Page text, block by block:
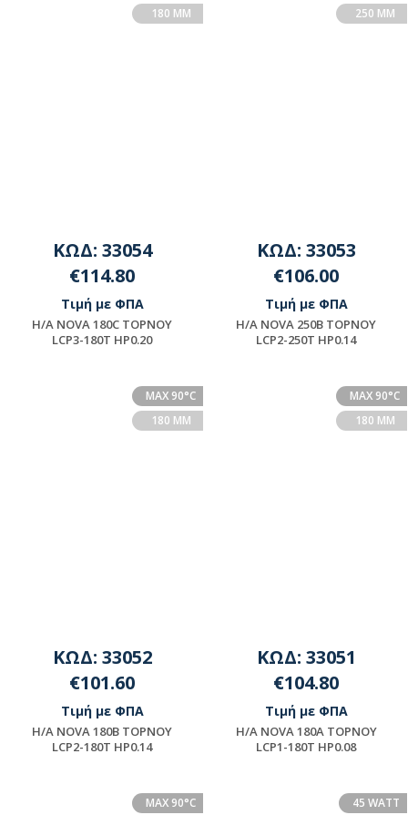
180 MM
ΚΩΔ: 33054
€114.80
Τιμή με ΦΠΑ
H/A NOVA 180C TOPNOY
LCP3-180T HP0.20
250 MM
ΚΩΔ: 33053
€106.00
Τιμή με ΦΠΑ
H/A NOVA 250B TOPNOY
LCP2-250T HP0.14
MAX 90°C
180 MM
ΚΩΔ: 33052
€101.60
Τιμή με ΦΠΑ
H/A NOVA 180B TOPNOY
LCP2-180T HP0.14
MAX 90°C
180 MM
ΚΩΔ: 33051
€104.80
Τιμή με ΦΠΑ
H/A NOVA 180A TOPNOY
LCP1-180T HP0.08
MAX 90°C 45 WATT